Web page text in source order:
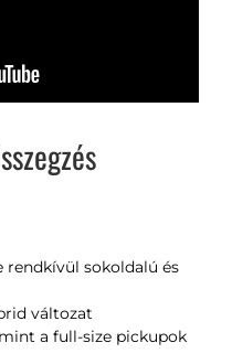
sokoldalú és
változat
a full-size pickupok